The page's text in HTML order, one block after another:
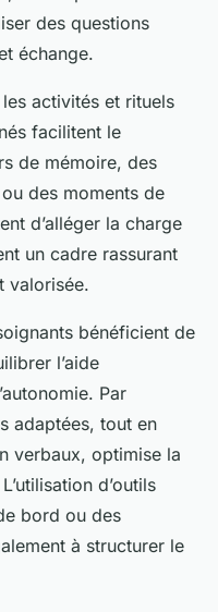
des questions
échange.
activités et rituels
facilitent le
de mémoire, des
des moments de
d’alléger la charge
un cadre rassurant
valorisée.
bénéficient de
l’aide
Par
adaptées, tout en
verbaux, optimise la
d’outils
bord ou des
à structurer le